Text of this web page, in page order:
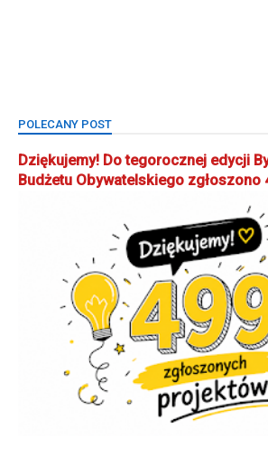
POLECANY POST
Dziękujemy! Do tegorocznej edycji
Budżetu Obywatelskiego zgłoszono